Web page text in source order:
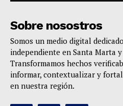
Sobre nosostros
Somos un medio digital
independiente en Santa Marta
Transformamos hechos
informar, contextualizar y
en nuestra región.